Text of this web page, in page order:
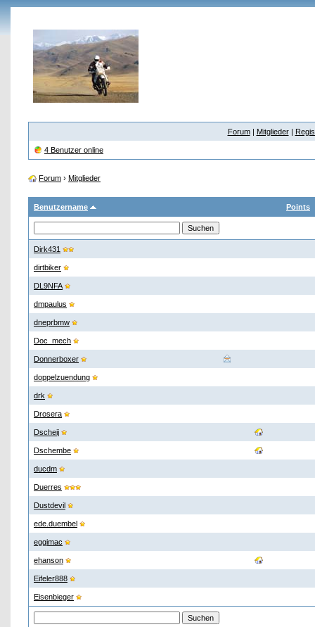
Forum| Mitglieder|
4 Benutzer online
Forum › Mitglieder
Benutzername Points
Dirk431
dirtbiker
DL9NFA
dmpaulus
dneprbmw
Doc_mech
Donnerboxer
doppelzuendung
drk
Drosera
Dscheij
Dschembe
ducdm
Duerres
Dustdevil
ede.duembel
eggimac
ehanson
Eifeler888
Eisenbieger